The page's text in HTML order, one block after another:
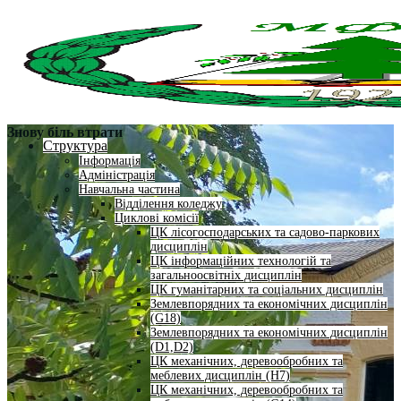
Структура
Інформація
Адміністрація
Навчальна частина
Відділення коледжу
Циклові комісії
ЦК лісогосподарських та садово-паркових
дисциплін
ЦК інформаційних технологій та
загальноосвітніх дисциплін
ЦК гуманітарних та соціальних дисциплін
Землевпорядних та економічних дисциплін
(G18)
Землевпорядних та економічних дисциплін
(D1,D2)
ЦК механічних, деревообробних та
меблевих дисциплін (H7)
ЦК механічних, деревообробних та
Знову біль втрати